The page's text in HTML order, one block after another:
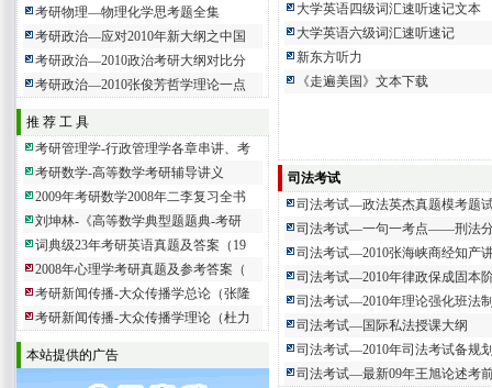
考研物理—物理化学思考题全集
考研政治—应对2010年新大纲之中国
考研政治—2010政治考研大纲对比分
考研政治—2010张俊芳哲学理论一点
推 荐 工 具
考研管理学-行政管理学各章串讲、考
考研数学-高等数学考研辅导讲义
2009年考研数学2008年二李复习全书
刘坤林-《高等数学典型题题典-考研
词典级23年考研英语真题及答案（19
2008年心理学考研真题及参考答案（
考研新闻传播-大众传播学总论（张隆
考研新闻传播-大众传播学理论（杜力
本站提供的广告
大学英语四级词汇速听速记文本
大学英语六级词汇速听速记
新东方听力
《走遍美国》文本下载
司法考试
司法考试—政法英杰真题模考题
司法考试—一句一考点——刑法
司法考试—2010张海峡商经知产
司法考试—2010年律政保成固本
司法考试—2010年理论强化班法
司法考试—国际私法授课大纲
司法考试—2010年司法考试备规
司法考试—最新09年王旭论述考